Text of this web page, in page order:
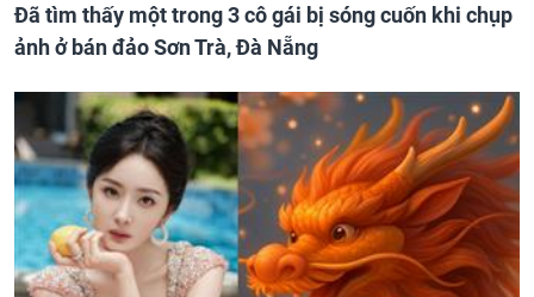
Đã tìm thấy một trong 3 cô gái bị sóng cuốn khi chụp
ảnh ở bán đảo Sơn Trà, Đà Nẵng